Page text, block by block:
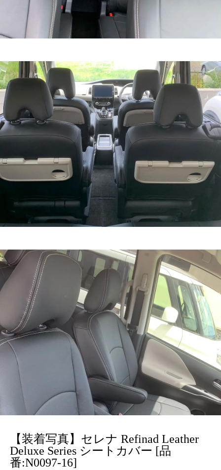
【装着写真】セレナ Refinad Leather
Deluxe Series シートカバー [品
番:N0097-16]